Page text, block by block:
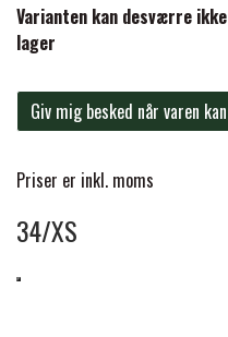
PREMIER
PREMIER
Varianten kan desværre
lager
Giv mig besked når varen
Priser er inkl. moms
34/XS